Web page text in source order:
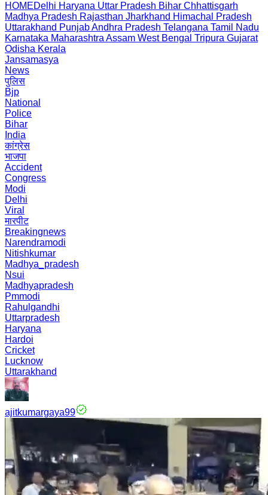
HOMEDelhi Haryana Uttar Pradesh Bihar Chhattisgarh
Madhya Pradesh Rajasthan Jharkhand Himachal Pradesh
Uttarakhand PunjabAndhra Pradesh Telangana Tamil Nadu
Karnataka Maharashtra Assam West Bengal Tripura Gujarat
Odisha Kerala
Jansamasya
News
पुलिस
Bjp
National
Police
Bihar
India
कांग्रेस
भाजपा
Accident
Congress
Modi
Delhi
Viral
मारपीट
Breakingnews
Narendramodi
Nitishkumar
Madhya_pradesh
Nsui
Madhyapradesh
Pmmodi
Rahulgandhi
Uttarpradesh
Haryana
Hardoi
Cricket
Lucknow
Uttarakhand
ajitkumargaya99